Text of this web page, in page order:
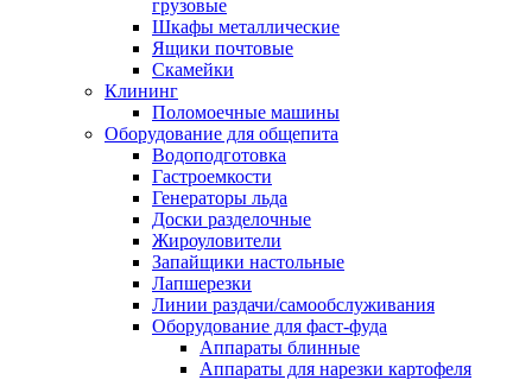
грузовые
Шкафы металлические
Ящики почтовые
Скамейки
Клининг
Поломоечные машины
Оборудование для общепита
Водоподготовка
Гастроемкости
Генераторы льда
Доски разделочные
Жироуловители
Запайщики настольные
Лапшерезки
Линии раздачи/самообслуживания
Оборудование для фаст-фуда
Аппараты блинные
Аппараты для нарезки картофеля